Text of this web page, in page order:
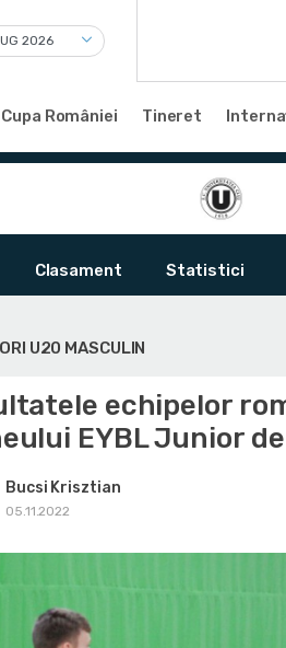
Cupa României Tineret
Clasament Statistici
U20 MASCULIN
echipelor
EYBL Junior
Bucsi Krisztian
05.11.2022